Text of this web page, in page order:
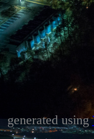
generated using